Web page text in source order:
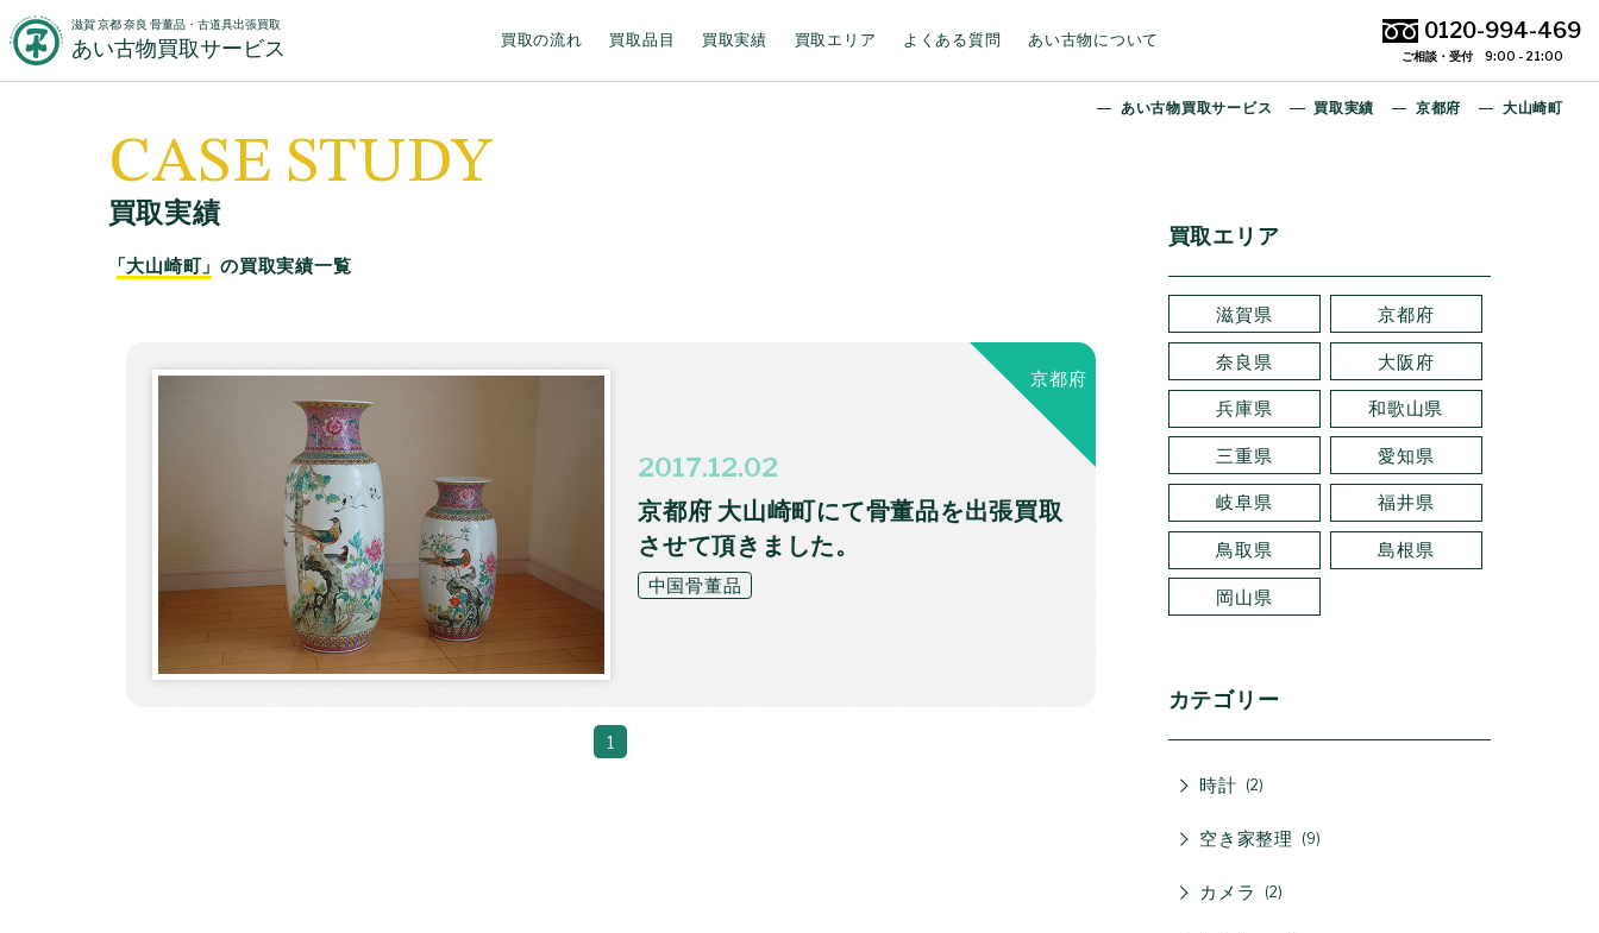
滋賀 京都 奈良 骨董品・古道具出張買取
あい古物買取サービス 買取の流れ 買取品目 買取実績 買取エリア よくある質問 あい古物について 0120-994-469
ご相談・受付 9:00 - 21:00
あい古物買取サービス 買取実績 京都府 大山崎町
CASE STUDY
買取実績
「大山崎町」の買取実績一覧
2017.12.02
京都府 大山崎町にて骨董品を出張買取
させて頂きました。
中国骨董品
京都府
1
買取エリア
滋賀県 京都府
奈良県 大阪府
兵庫県 和歌山県
三重県 愛知県
岐阜県 福井県
鳥取県 島根県
岡山県
カテゴリー
時計 2
空き家整理 9
カメラ 2